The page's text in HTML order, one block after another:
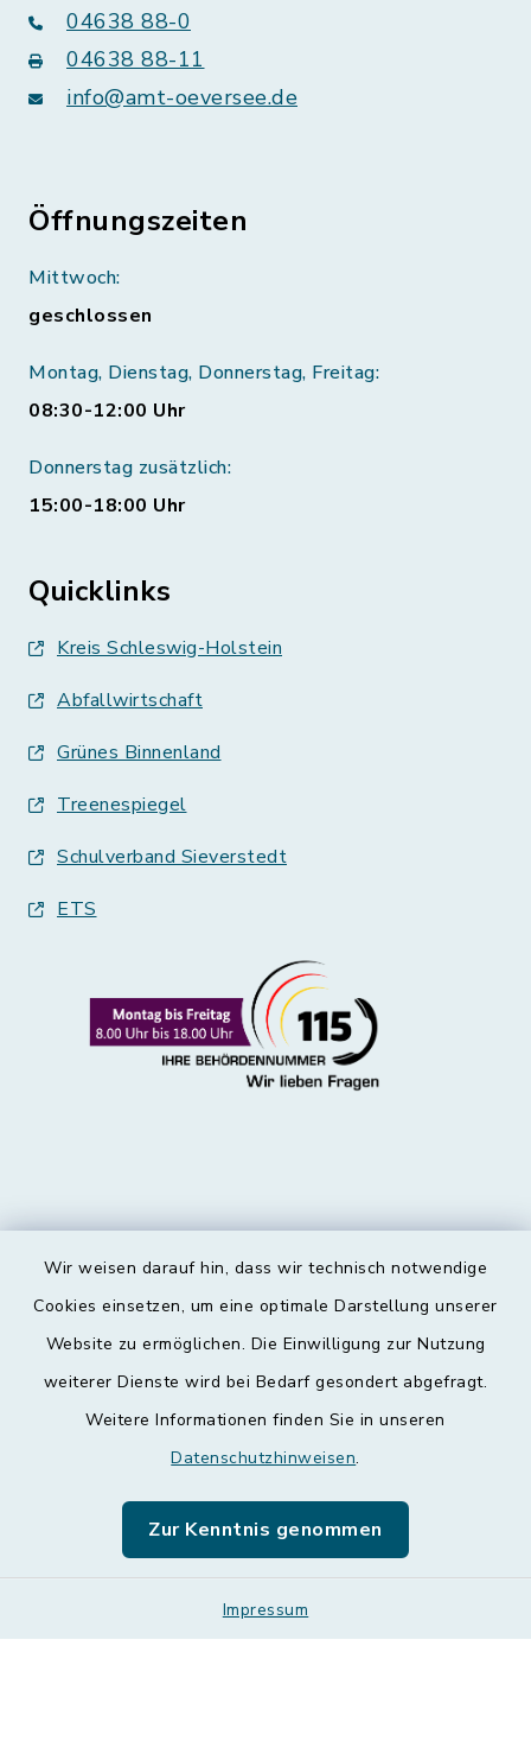
Wir weisen darauf hin, dass wir technisch notwendige
Cookies einsetzen, um eine optimale Darstellung unserer
Website zu ermöglichen. Die Einwilligung zur Nutzung
weiterer Dienste wird bei Bedarf gesondert abgefragt.
Weitere Informationen finden Sie in unseren
Datenschutzhinweisen.
Zur Kenntnis genommen
Impressum
04638 88-0
04638 88-11
info@amt-oeversee.de
Öffnungszeiten
Mittwoch:
geschlossen
Montag, Dienstag, Donnerstag, Freitag:
08:30-12:00 Uhr
Donnerstag zusätzlich:
15:00-18:00 Uhr
Quicklinks
Kreis Schleswig-Holstein
Abfallwirtschaft
Grünes Binnenland
Treenespiegel
Schulverband Sieverstedt
ETS
Kontakt
Datenschutz
Leichte Sprache
Sitemap